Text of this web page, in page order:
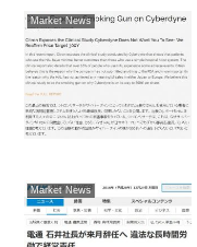
Market News
Market News